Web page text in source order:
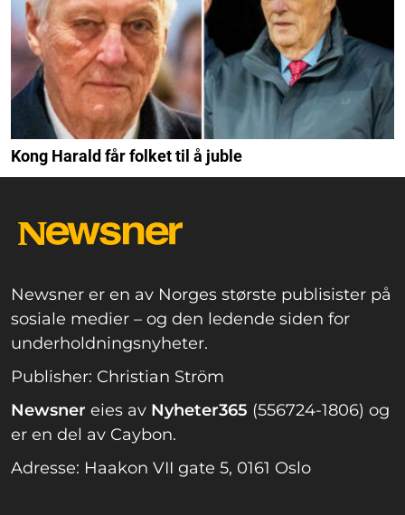
Kong Harald får folket til å juble
Newsner er en av Norges største publisister på
sosiale medier – og den ledende siden for
underholdningsnyheter.
Publisher: Christian Ström
Newsner eies av Nyheter365 (556724-1806) og
er en del av Caybon.
Adresse: Haakon VII gate 5, 0161 Oslo